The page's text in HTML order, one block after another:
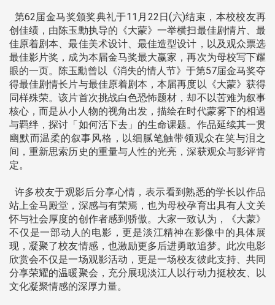
第62届金马奖颁奖典礼于11月22日(六)结束，本校校友再
创佳绩，由陈玉勳执导的《大蒙》一举横扫最佳剧情片、最
佳原着剧本、最佳美术设计、最佳造型设计，以及观众票选
最佳影片奖，成为本届金马奖最大赢家，再次为母校写下耀
眼的一页。陈玉勳曾以《消失的情人节》于第57届金马奖夺
得最佳剧情长片与最佳原着剧本，本届再度以《大蒙》获得
同样殊荣。该片首次挑战白色恐怖题材，却不以苦难为叙事
核心，而是从小人物的视角出发，描绘在时代蒙雾下的相遇
与羁绊，探讨「如何活下去」的生命课题。作品延续其一贯
幽默而温柔的叙事风格，以细腻笔触带领观众在笑与泪之
间，重新思索历史的重量与人性的光亮，深获观众与影评肯
定。
许多校友于观影后分享心情，表示看到熟悉的学长以作品
站上金马殿堂，深感与有荣焉，也为母校孕育出具有人文关
怀与社会厚度的创作者感到骄傲。大家一致认为，《大蒙》
不仅是一部动人的电影，更是淡江精神在影像中的具体展
现，凝聚了校友情感，也激励更多后进勇敢追梦。此次电影
欣赏会不仅是一场观影活动，更是一场校友彼此支持、共同
分享荣耀的温暖聚会，充分展现淡江人以行动力挺校友、以
文化凝聚情感的深厚力量。